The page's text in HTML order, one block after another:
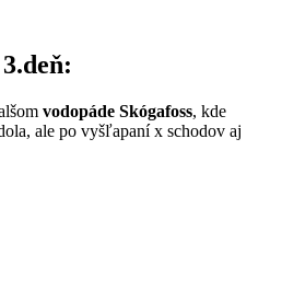
3.deň:
vodopáde Skógafoss, kde
ale po vyšľapaní x schodov aj